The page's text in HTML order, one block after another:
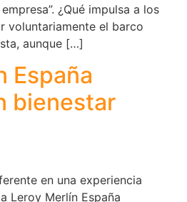
¿Qué impulsa a los
voluntariamente el barco
aunque […]
España
bienestar
en una experiencia
Leroy Merlín España